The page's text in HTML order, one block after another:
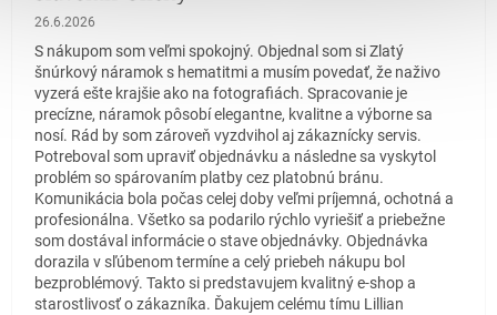
Hodnotenie obchodu je 5 z 5 hviezdičiek.
26.6.2026
S nákupom som veľmi spokojný. Objednal som si Zlatý
šnúrkový náramok s hematitmi a musím povedať, že naživo
vyzerá ešte krajšie ako na fotografiách. Spracovanie je
precízne, náramok pôsobí elegantne, kvalitne a výborne sa
nosí. Rád by som zároveň vyzdvihol aj zákaznícky servis.
Potreboval som upraviť objednávku a následne sa vyskytol
problém so spárovaním platby cez platobnú bránu.
Komunikácia bola počas celej doby veľmi príjemná, ochotná a
profesionálna. Všetko sa podarilo rýchlo vyriešiť a priebežne
som dostával informácie o stave objednávky. Objednávka
dorazila v sľúbenom termíne a celý priebeh nákupu bol
bezproblémový. Takto si predstavujem kvalitný e-shop a
starostlivosť o zákazníka. Ďakujem celému tímu Lillian